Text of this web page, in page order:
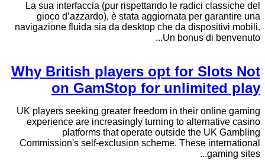
La sua interfaccia (pur rispettando le radici classiche del
gioco d’azzardo), è stata aggiornata per garantire una
navigazione fluida sia da desktop che da dispositivi mobili.
Un bonus di benvenuto...
Why British players opt for Slots Not
on GamStop for unlimited play
UK players seeking greater freedom in their online gaming
experience are increasingly turning to alternative casino
platforms that operate outside the UK Gambling
Commission's self-exclusion scheme. These international
gaming sites...